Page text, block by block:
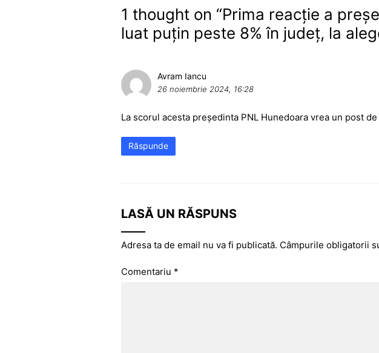
1 thought on “Prima reacție a
luat puțin peste 8% în județ, la
Avram Iancu
26 noiembrie 2024, 16:28
La scorul acesta președinta PNL Hunedoara vrea un post
Răspunde
LASĂ UN RĂSPUNS
Adresa ta de email nu va fi publicată. Câmpurile obligatorii
Comentariu *